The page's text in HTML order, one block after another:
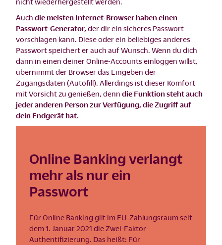
Auch die meisten Internet-Browser haben einen
Passwort-Generator, der dir ein sicheres Passwort
vorschlagen kann. Diese oder ein beliebiges anderes
Passwort speichert er auch auf Wunsch. Wenn du dich
dann in einen deiner Online-Accounts einloggen willst,
übernimmt der Browser das Eingeben der
Zugangsdaten (Autofill). Allerdings ist dieser Komfort
mit Vorsicht zu genießen, denn die Funktion steht auch
jeder anderen Person zur Verfügung, die Zugriff auf
dein Endgerät hat.
Online Banking verlangt
mehr als nur ein
Passwort
Für Online Banking gilt im EU-Zahlungsraum seit
dem 1. Januar 2021 die Zwei-Faktor-
Authentifizierung. Das heißt: Für